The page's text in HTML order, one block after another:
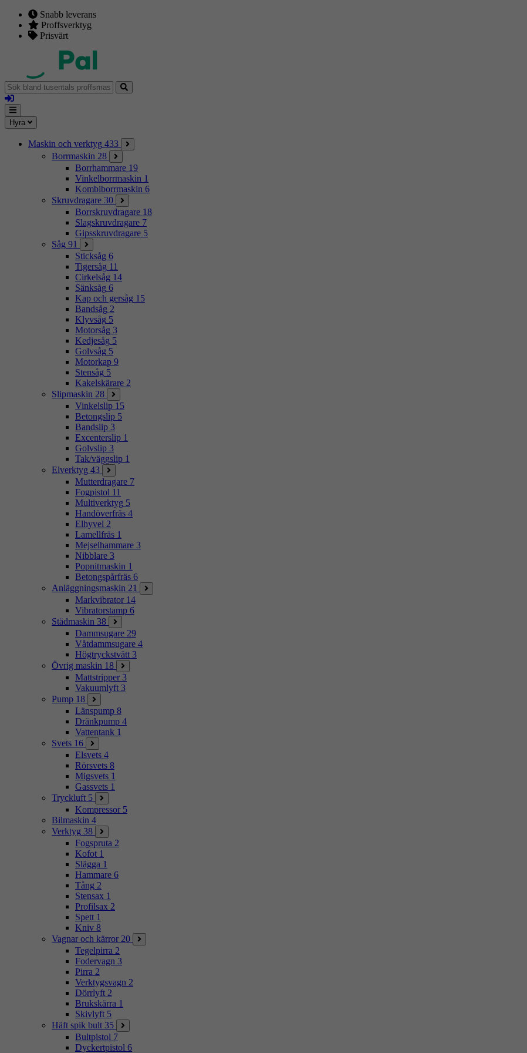
Snabb leverans
Proffsverktyg
Prisvärt
Sök
bland
tusentals
proffsmaskiner
Logga
in
Mina
sidor
Meny
Hyra
Maskin och verktyg 433
Borrmaskin 28
Borrhammare 19
Vinkelborrmaskin 1
Kombiborrmaskin 6
Skruvdragare 30
Borrskruvdragare 18
Slagskruvdragare 7
Gipsskruvdragare 5
Såg 91
Sticksåg 6
Tigersåg 11
Cirkelsåg 14
Sänksåg 6
Kap och gersåg 15
Bandsåg 2
Klyvsåg 5
Motorsåg 3
Kedjesåg 5
Golvsåg 5
Motorkap 9
Stensåg 5
Kakelskärare 2
Slipmaskin 28
Vinkelslip 15
Betongslip 5
Bandslip 3
Excenterslip 1
Golvslip 3
Tak/väggslip 1
Elverktyg 43
Mutterdragare 7
Fogpistol 11
Multiverktyg 5
Handöverfräs 4
Elhyvel 2
Lamellfräs 1
Mejselhammare 3
Nibblare 3
Popnitmaskin 1
Betongspårfräs 6
Anläggningsmaskin 21
Markvibrator 14
Vibratorstamp 6
Städmaskin 38
Dammsugare 29
Våtdammsugare 4
Högtryckstvätt 3
Övrig maskin 18
Mattstripper 3
Vakuumlyft 3
Pump 18
Länspump 8
Dränkpump 4
Vattentank 1
Svets 16
Elsvets 4
Rörsvets 8
Migsvets 1
Gassvets 1
Tryckluft 5
Kompressor 5
Bilmaskin 4
Verktyg 38
Fogspruta 2
Kofot 1
Slägga 1
Hammare 6
Tång 2
Stensax 1
Profilsax 2
Spett 1
Kniv 8
Vagnar och kärror 20
Tegelpirra 2
Fodervagn 3
Pirra 2
Verktygsvagn 2
Dörrlyft 2
Brukskärra 1
Skivlyft 5
Häft spik bult 35
Bultpistol 7
Dyckertpistol 6